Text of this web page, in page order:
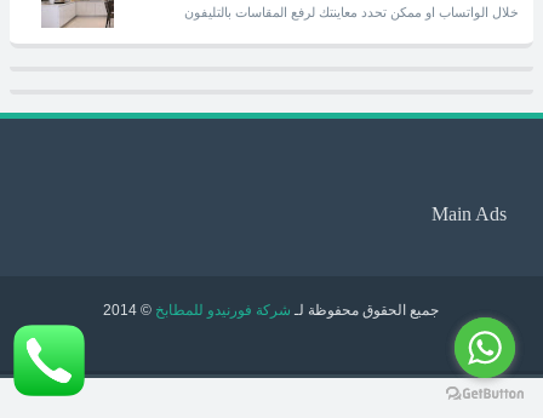
Main Ads
جميع الحقوق محفوظة لـ شركة فورنيدو للمطابخ © 2014